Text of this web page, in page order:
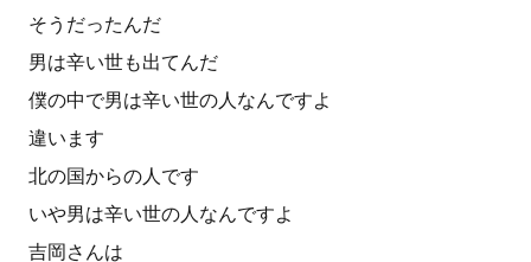
そうだったんだ
男は辛い世も出てんだ
僕の中で男は辛い世の人なんですよ
違います
北の国からの人です
いや男は辛い世の人なんですよ
吉岡さんは